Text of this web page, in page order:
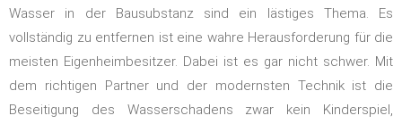
Wasser in der Bausubstanz sind ein lästiges Thema. Es
vollständig zu entfernen ist eine wahre Herausforderung für die
meisten Eigenheimbesitzer. Dabei ist es gar nicht schwer. Mit
dem richtigen Partner und der modernsten Technik ist die
Beseitigung des Wasserschadens zwar kein Kinderspiel,